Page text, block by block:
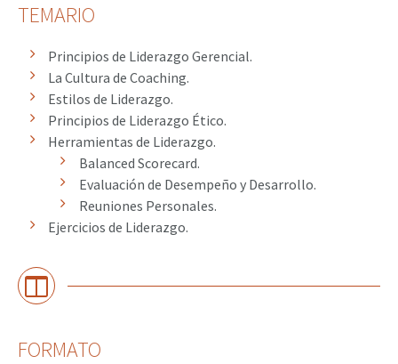
TEMARIO
Principios de Liderazgo Gerencial.
La Cultura de Coaching.
Estilos de Liderazgo.
Principios de Liderazgo Ético.
Herramientas de Liderazgo.
Balanced Scorecard.
Evaluación de Desempeño y Desarrollo.
Reuniones Personales.
Ejercicios de Liderazgo.
FORMATO